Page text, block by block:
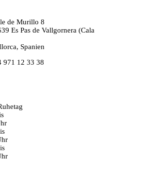
de Murillo 8
Es Pas de Vallgornera (Cala
Spanien
971 12 33 38